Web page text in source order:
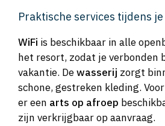
Praktische services tijdens
WiFi is beschikbaar in alle
het resort, zodat je
vakantie. Dewasserij zorgt
schone, gestreken kleding.
er een arts op afroep
zijn verkrijgbaar op aanvraag.